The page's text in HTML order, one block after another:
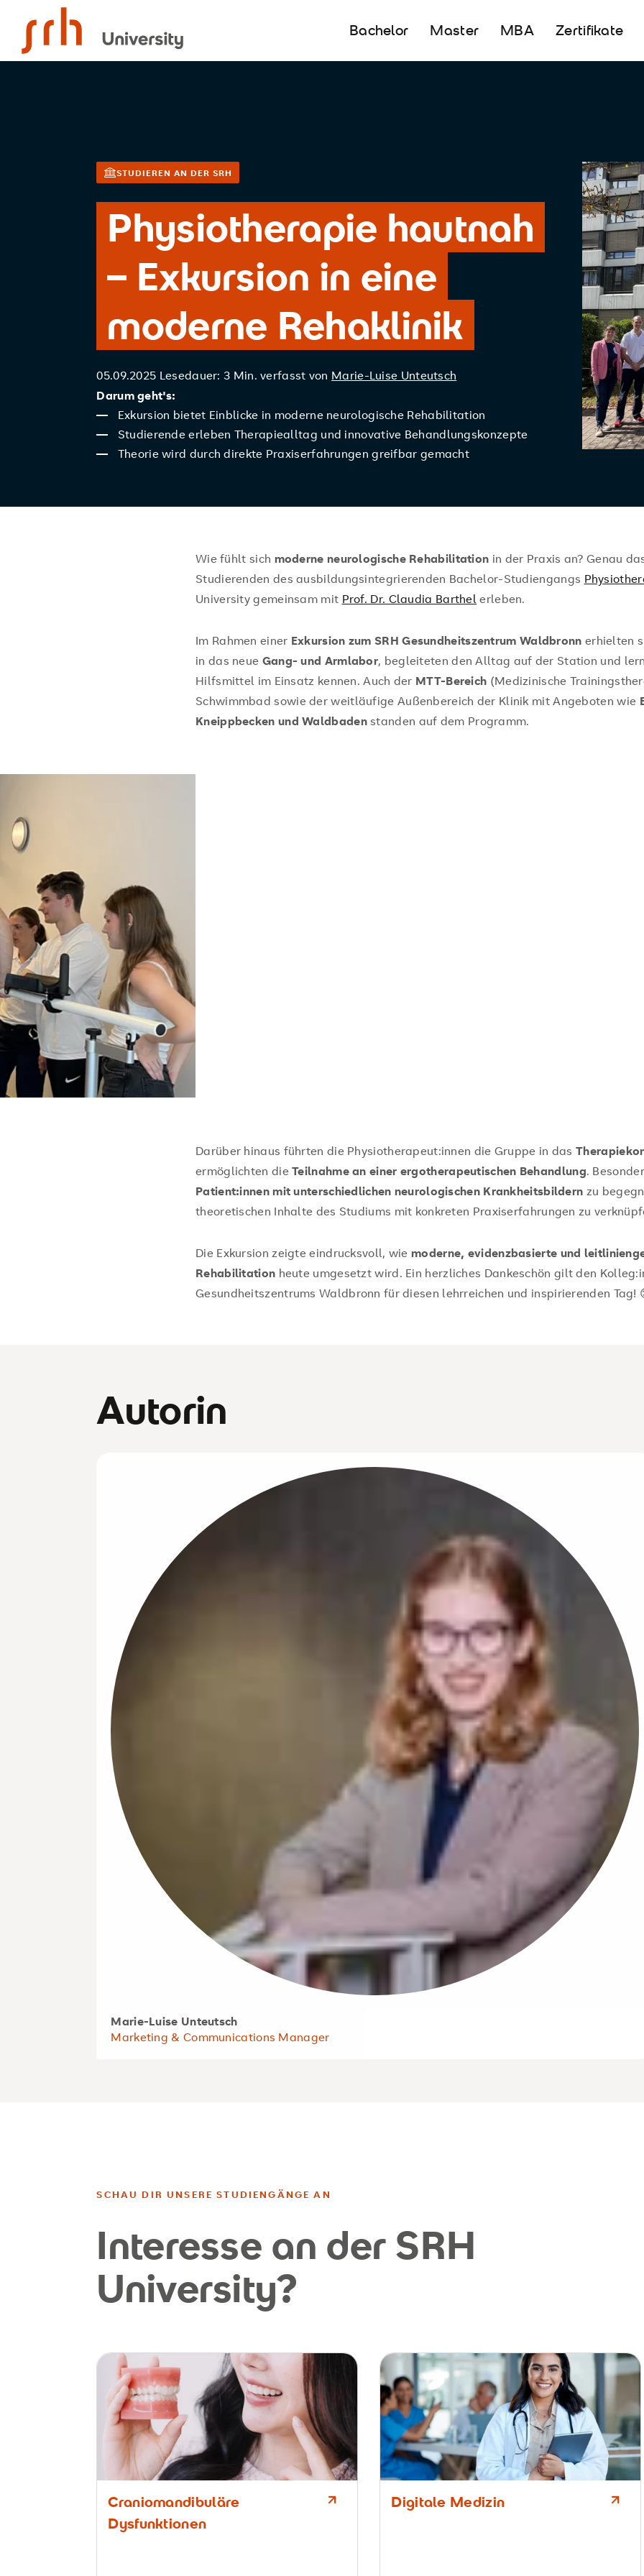
Bachelor Master MBA Zertifikate
STUDIEREN AN DER SRH
Physiotherapie hautnah
– Exkursion in eine
moderne Rehaklinik
05.09.2025 Lesedauer: 3 Min.verfasst von Marie-Luise Unteutsch
Darum geht's:
Exkursion bietet Einblicke in moderne neurologische Rehabilitation
Studierende erleben Therapiealltag und innovative Behandlungskonzepte
Theorie wird durch direkte Praxiserfahrungen greifbar gemacht
Wie fühlt sich moderne neurologische Rehabilitation in der Praxis an? Genau
Studierenden des ausbildungsintegrierenden Bachelor-Studiengangs
University gemeinsam mit Prof. Dr. Claudia Barthelerleben.
Im Rahmen einer Exkursion zum SRH Gesundheitszentrum Waldbronn erhielten
in das neue Gang- und Armlabor, begleiteten den Alltag auf der Station und
Hilfsmittel im Einsatz kennen. Auch der MTT-Bereich (Medizinische
Schwimmbad sowie der weitläufige Außenbereich der Klinik mit Angeboten wie
Kneippbecken und Waldbadenstanden auf dem Programm.
Darüber hinaus führten die Physiotherapeut:innen die Gruppe in das
ermöglichten dieTeilnahme an einer ergotherapeutischen Behandlung.
Patient:innen mit unterschiedlichen neurologischen Krankheitsbildern zu
theoretischen Inhalte des Studiums mit konkreten Praxiserfahrungen zu
Die Exkursion zeigte eindrucksvoll, wie moderne, evidenzbasierte und
Rehabilitation heute umgesetzt wird. Ein herzliches Dankeschön gilt den
Gesundheitszentrums Waldbronn für diesen lehrreichen und inspirierenden Tag!
Autorin
Marie-Luise Unteutsch
Marketing & Communications Manager
SCHAU DIR UNSERE STUDIENGÄNGE AN
Interesse an der SRH
University?
Craniomandibuläre
Dysfunktionen
Digitale Medizin